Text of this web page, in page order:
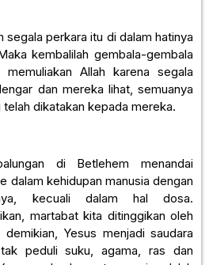
segala perkara itu di dalam hatinya
kembalilah gembala-gembala
Allah karena segala
dan mereka lihat, semuanya
dikatakan kepada mereka.
di Betlehem menandai
dalam kehidupan manusia dengan
kecuali dalam hal dosa.
martabat kita ditinggikan oleh
Yesus menjadi saudara
peduli suku, agama, ras dan